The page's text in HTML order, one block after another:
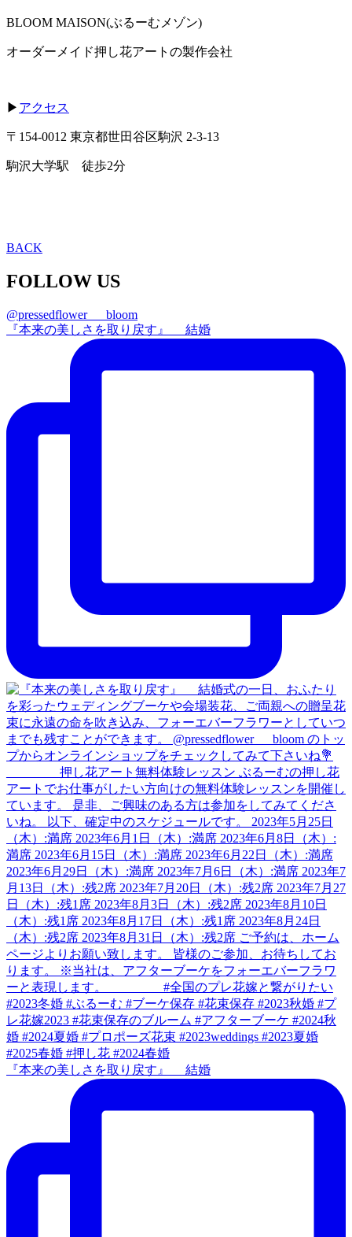
BLOOM MAISON(ぶるーむメゾン)
オーダーメイド押し花アートの製作会社
▶ アクセス
〒154-0012 東京都世田谷区駒沢 2-3-13
駒沢大学駅 徒歩2分
BACK
FOLLOW US
@pressedflower___bloom
『本来の美しさを取り戻す』 結婚
『本来の美しさを取り戻す』 結婚